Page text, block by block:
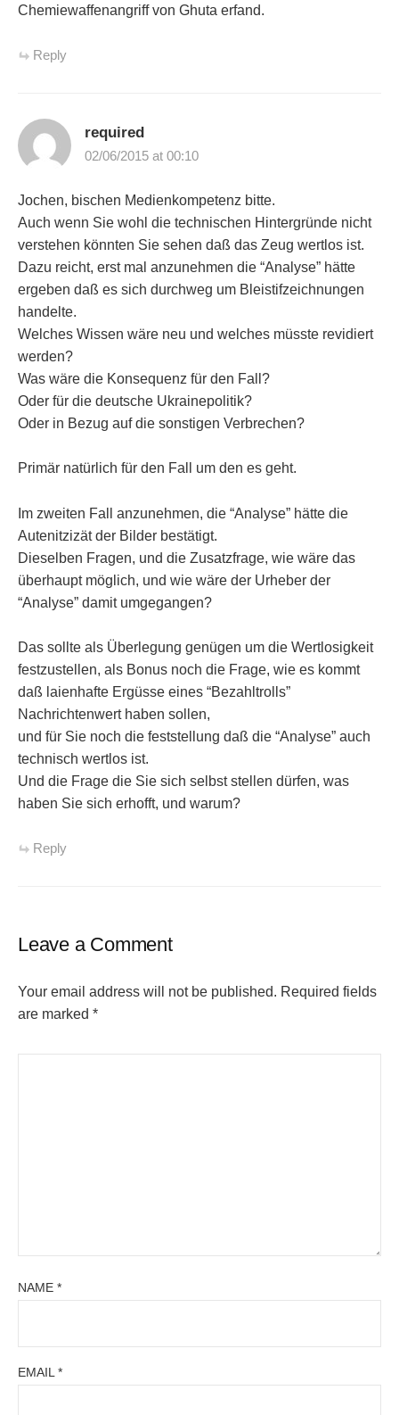
Chemiewaffenangriff von Ghuta erfand.
Reply
required
02/06/2015 at 00:10
Jochen, bischen Medienkompetenz bitte.
Auch wenn Sie wohl die technischen Hintergründe nicht
verstehen könnten Sie sehen daß das Zeug wertlos ist.
Dazu reicht, erst mal anzunehmen die “Analyse” hätte
ergeben daß es sich durchweg um Bleistifzeichnungen
handelte.
Welches Wissen wäre neu und welches müsste revidiert
werden?
Was wäre die Konsequenz für den Fall?
Oder für die deutsche Ukrainepolitik?
Oder in Bezug auf die sonstigen Verbrechen?
Primär natürlich für den Fall um den es geht.
Im zweiten Fall anzunehmen, die “Analyse” hätte die
Autenitzizät der Bilder bestätigt.
Dieselben Fragen, und die Zusatzfrage, wie wäre das
überhaupt möglich, und wie wäre der Urheber der
“Analyse” damit umgegangen?
Das sollte als Überlegung genügen um die Wertlosigkeit
festzustellen, als Bonus noch die Frage, wie es kommt
daß laienhafte Ergüsse eines “Bezahltrolls”
Nachrichtenwert haben sollen,
und für Sie noch die feststellung daß die “Analyse” auch
technisch wertlos ist.
Und die Frage die Sie sich selbst stellen dürfen, was
haben Sie sich erhofft, und warum?
Reply
Leave a Comment
Your email address will not be published. Required fields
are marked *
NAME *
EMAIL *